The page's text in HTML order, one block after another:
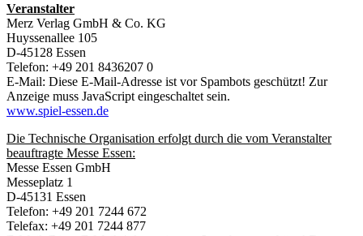
Veranstalter
Merz Verlag GmbH & Co. KG
Huyssenallee 105
D-45128 Essen
Telefon: +49 201 8436207 0
E-Mail: Diese E-Mail-Adresse ist vor Spambots geschützt! Zur
Anzeige muss JavaScript eingeschaltet sein.
www.spiel-essen.de
Die Technische Organisation erfolgt durch die vom Veranstalter
beauftragte Messe Essen:
Messe Essen GmbH
Messeplatz 1
D-45131 Essen
Telefon: +49 201 7244 672
Telefax: +49 201 7244 877